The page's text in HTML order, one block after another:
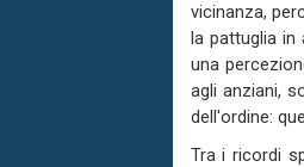
vicinanza,
la pattuglia in
una
agli anziani,
dell'ordine:
Tra i ricordi